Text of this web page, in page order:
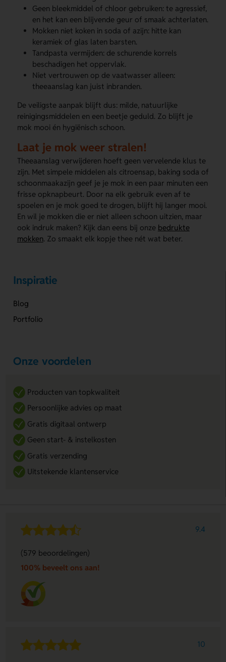
Geen bleekmiddel of chloor gebruiken: te agressief,
en het kan een blijvende geur of smaak achterlaten.
Mokken niet koken in soda of azijn: hitte kan
keramiek of glas laten barsten.
Tandpasta vermijden: de schurende korrels
beschadigen het oppervlak.
Niet vertrouwen op de vaatwasser alleen:
theeaanslag kan juist inbranden.
De veiligste aanpak blijft dus: milde, natuurlijke
reinigingsmiddelen en een beetje geduld. Zo blijft je
mok mooi én hygiënisch schoon.
Laat je mok weer stralen!
Theeaanslag verwijderen hoeft geen vervelende klus te
zijn. Met simpele middelen als citroensap, baking soda of
schoonmaakazijn geef je je mok in een paar minuten een
frisse opknapbeurt. Door na elk gebruik even af te
spoelen en je mok goed te drogen, blijft hij langer mooi.
En wil je mokken die er niet alleen schoon uitzien, maar
ook indruk maken? Kijk dan eens bij onze bedrukte
mokken. Zo smaakt elk kopje thee nét wat beter.
Inspiratie
Blog
Portfolio
Onze voordelen
Producten van topkwaliteit
Persoonlijke advies op maat
Gratis digitaal ontwerp
Geen start- & instelkosten
Gratis verzending
Uitstekende klantenservice
9.4
(579 beoordelingen)
100% beveelt ons aan!
10